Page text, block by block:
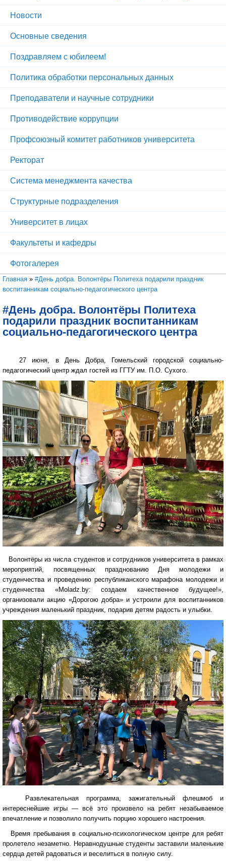
Новости
Основные сведения
Поздравляем с юбилеем!
Политика обработки персональных данных
Преподаватели и научные сотрудники
Противодействие коррупции
Профсоюзный комитет работников университета
Ректорат
Система менеджмента качества
Структурные подразделения
Университет в лицах
Факультеты и кафедры
Фотогалерея
Вы здесь
Главная » #День добра. Волонтёры Политеха подарили праздник
воспитанникам социально-педагогического центра
#День добра. Волонтёры Политеха
подарили праздник воспитанникам
социально-педагогического центра
27 июня, в День Добра, Гомельский городской социально-
педагогический центр ждал гостей из ГГТУ им. П.О. Сухого.
Волонтёры из числа студентов и сотрудников университета в рамках
мероприятий, посвященных празднованию Дня молодежи и
студенчества и проведению республиканского марафона молодежи и
студенчества «Moladz.by: создаем качественное будущее!»,
организовали акцию «Дорогою добра» и устроили для воспитанников
учреждения маленький праздник, подарив детям радость и улыбки.
Развлекательная программа, зажигательный флешмоб и
интереснейшие игры — всё это произвело на ребят незабываемое
впечатление и позволило получить порцию хорошего настроения.
Время пребывания в социально-психологическом центре для ребят
пролетело незаметно. Неравнодушные студенты заставили маленькие
сердца детей радоваться и веселиться в полную силу.